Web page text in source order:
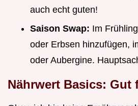
auch echt guten!
Saison Swap: Im
oder Erbsen hinzufügen,
oder Aubergine.
Nährwert Basics: Gut